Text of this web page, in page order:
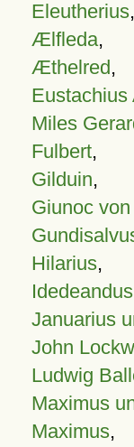
Eleutherius,
Ælfleda,
Æthelred,
Eustachius
Miles
Fulbert,
Gilduin,
Giunoc
Hilarius,
Januarius
John
Ludwig
Maximus
Maximus,